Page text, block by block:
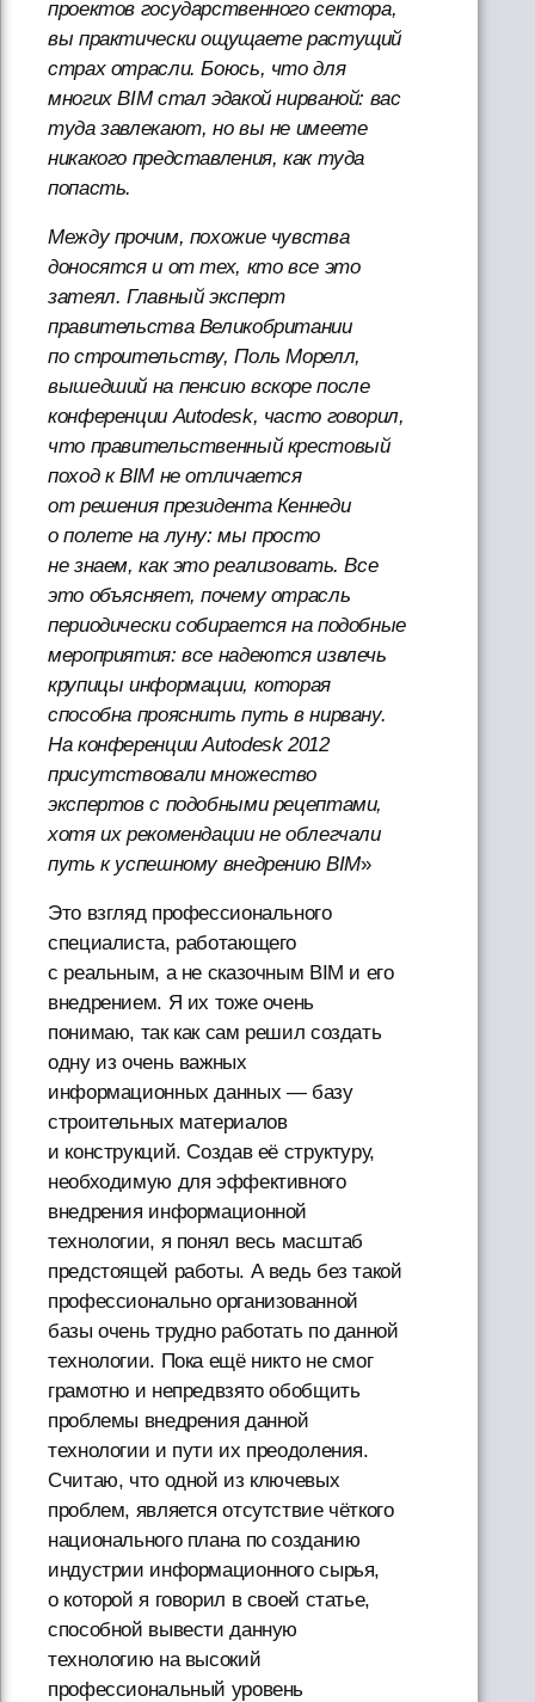
проектов государственного сектора,
вы практически ощущаете растущий
страх отрасли. Боюсь, что для
многих BIM стал эдакой нирваной: вас
туда завлекают, но вы не имеете
никакого представления, как туда
попасть.
Между прочим, похожие чувства
доносятся и от тех, кто все это
затеял. Главный эксперт
правительства Великобритании
по строительству, Поль Морелл,
вышедший на пенсию вскоре после
конференции Autodesk, часто говорил,
что правительственный крестовый
поход к BIM не отличается
от решения президента Кеннеди
о полете на луну: мы просто
не знаем, как это реализовать. Все
это объясняет, почему отрасль
периодически собирается на подобные
мероприятия: все надеются извлечь
крупицы информации, которая
способна прояснить путь в нирвану.
На конференции Autodesk 2012
присутствовали множество
экспертов с подобными рецептами,
хотя их рекомендации не облегчали
путь к успешному внедрению BIM»
Это взгляд профессионального
специалиста, работающего
с реальным, а не сказочным BIM и его
внедрением. Я их тоже очень
понимаю, так как сам решил создать
одну из очень важных
информационных данных — базу
строительных материалов
и конструкций. Создав её структуру,
необходимую для эффективного
внедрения информационной
технологии, я понял весь масштаб
предстоящей работы. А ведь без такой
профессионально организованной
базы очень трудно работать по данной
технологии. Пока ещё никто не смог
грамотно и непредвзято обобщить
проблемы внедрения данной
технологии и пути их преодоления.
Считаю, что одной из ключевых
проблем, является отсутствие чёткого
национального плана по созданию
индустрии информационного сырья,
о которой я говорил в своей статье,
способной вывести данную
технологию на высокий
профессиональный уровень